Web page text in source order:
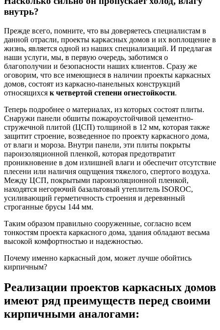
внутрь?
Прежде всего, помните, что вы доверяетесь специалистам в
данной отрасли, проекты каркасных домов и их воплощение в
жизнь, является одной из наших специализаций. И предлагая
наши услуги, мы, в первую очередь, заботимся о
благополучии и безопасности наших клиентов. Сразу же
оговорим, что все имеющиеся в наличии проекты каркасных
домов, состоят из каркасно-панельных конструкций
относящихся к четвертой степени огнестойкости.
Теперь подробнее о материалах, из которых состоят плиты.
Снаружи панели обшиты пожароустойчивой цементно-
стружечной плитой (ЦСП) толщиной в 12 мм, которая также
защитит строение, возведенное по проекту каркасного дома,
от влаги и мороза. Внутри панели, эти плиты покрыты
пароизоляционной пленкой, которая предотвратит
проникновение в дом излишней влаги и обеспечит отсутствие
плесени или наличия ощущения тяжелого, спертого воздуха.
Между ЦСП, покрытыми пароизоляционной пленкой,
находятся негорючий базальтовый утеплитель ISOROC,
усиливающий герметичность строения и деревянный
строганные брусы 144 мм.
Таким образом правильно сооруженные, согласно всем
тонкостям проекта каркасного дома, здания обладают весьма
высокой комфортностью и надежностью.
Почему именно каркасный дом, может лучше обойтись
кирпичным?
Реализации проектов каркасных домов
имеют ряд преимуществ перед своими
кирпичными аналогами: